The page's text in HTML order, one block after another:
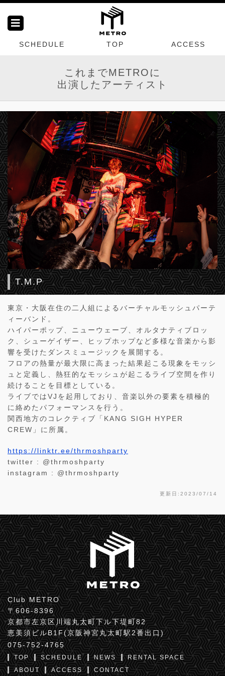
SCHEDULE TOP ACCESS
これまでMETROに
出演したアーティスト
T.M.P
東京・大阪在住の二人組によるバーチャルモッシュパーテ
ィーバンド。
ハイパーポップ、ニューウェーブ、オルタナティブロッ
ク、シューゲイザー、ヒップホップなど多様な音楽から影
響を受けたダンスミュージックを展開する。
フロアの熱量が最大限に高まった結果起こる現象をモッシ
ュと定義し、熱狂的なモッシュが起こるライブ空間を作り
続けることを目標としている。
ライブではVJを起用しており、音楽以外の要素を積極的
に絡めたパフォーマンスを行う。
関西地方のコレクティブ「KANG SIGH HYPER
CREW」に所属。
https://linktr.ee/thrmoshparty
twitter : @thrmoshparty
instagram : @thrmoshparty
更新日:2023/07/14
Club METRO
〒606-8396
京都市左京区川端丸太町下ル下堤町82
恵美須ビルB1F(京阪神宮丸太町駅2番出口)
075-752-4765
TOP SCHEDULE NEWS
RENTAL SPACE
ABOUT
ACCESS CONTACT